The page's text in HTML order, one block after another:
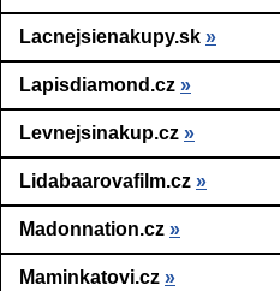
Lacnejsienakupy.sk »
Lapisdiamond.cz »
Levnejsinakup.cz »
Lidabaarovafilm.cz »
Madonnation.cz »
Maminkatovi.cz »